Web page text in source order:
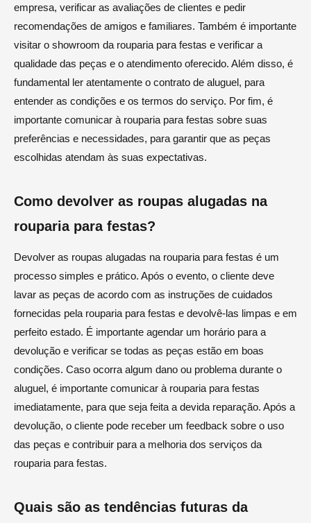
empresa, verificar as avaliações de clientes e pedir
recomendações de amigos e familiares. Também é importante
visitar o showroom da rouparia para festas e verificar a
qualidade das peças e o atendimento oferecido. Além disso, é
fundamental ler atentamente o contrato de aluguel, para
entender as condições e os termos do serviço. Por fim, é
importante comunicar à rouparia para festas sobre suas
preferências e necessidades, para garantir que as peças
escolhidas atendam às suas expectativas.
Como devolver as roupas alugadas na
rouparia para festas?
Devolver as roupas alugadas na rouparia para festas é um
processo simples e prático. Após o evento, o cliente deve
lavar as peças de acordo com as instruções de cuidados
fornecidas pela rouparia para festas e devolvê-las limpas e em
perfeito estado. É importante agendar um horário para a
devolução e verificar se todas as peças estão em boas
condições. Caso ocorra algum dano ou problema durante o
aluguel, é importante comunicar à rouparia para festas
imediatamente, para que seja feita a devida reparação. Após a
devolução, o cliente pode receber um feedback sobre o uso
das peças e contribuir para a melhoria dos serviços da
rouparia para festas.
Quais são as tendências futuras da